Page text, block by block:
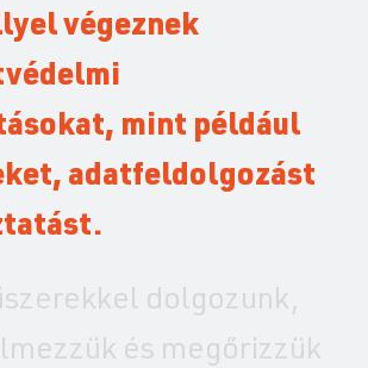
végeznek
mint például
adatfeldolgozást
dolgozunk,
és megőrizzük